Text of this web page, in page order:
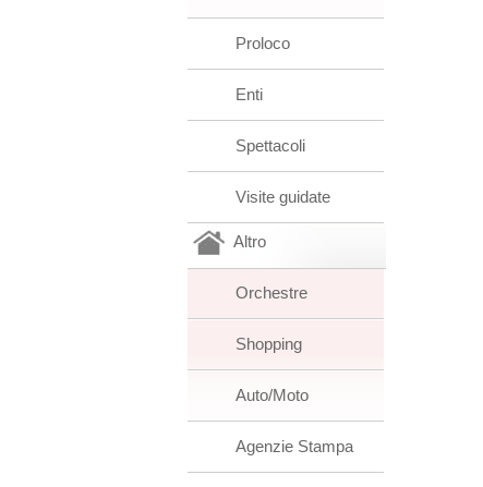
Proloco
Enti
Spettacoli
Visite guidate
Altro
Orchestre
Shopping
Auto/Moto
Agenzie Stampa